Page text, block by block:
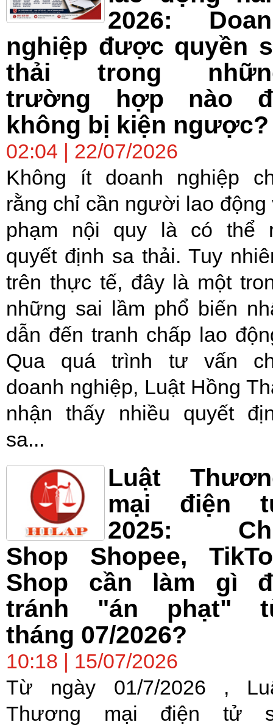
2026:
nghiệp được quyền
thải trong
trường hợp nào
không bị kiện ngược?
02:04 | 22/07/2026
Không ít doanh nghiệp
rằng chỉ cần người lao động
phạm nội quy là có thể
quyết định sa thải. Tuy
trên thực tế, đây là một
những sai lầm phổ biến
dẫn đến tranh chấp lao
Qua quá trình tư vấn
doanh nghiệp, Luật Hồng
nhận thấy nhiều quyết
sa...
Luật
mại điện
2025:
Shop Shopee,
Shop cần làm gì
tránh "án phạt"
tháng 07/2026?
10:18 | 15/07/2026
Từ ngày 01/7/2026 ,
Thương mại điện tử